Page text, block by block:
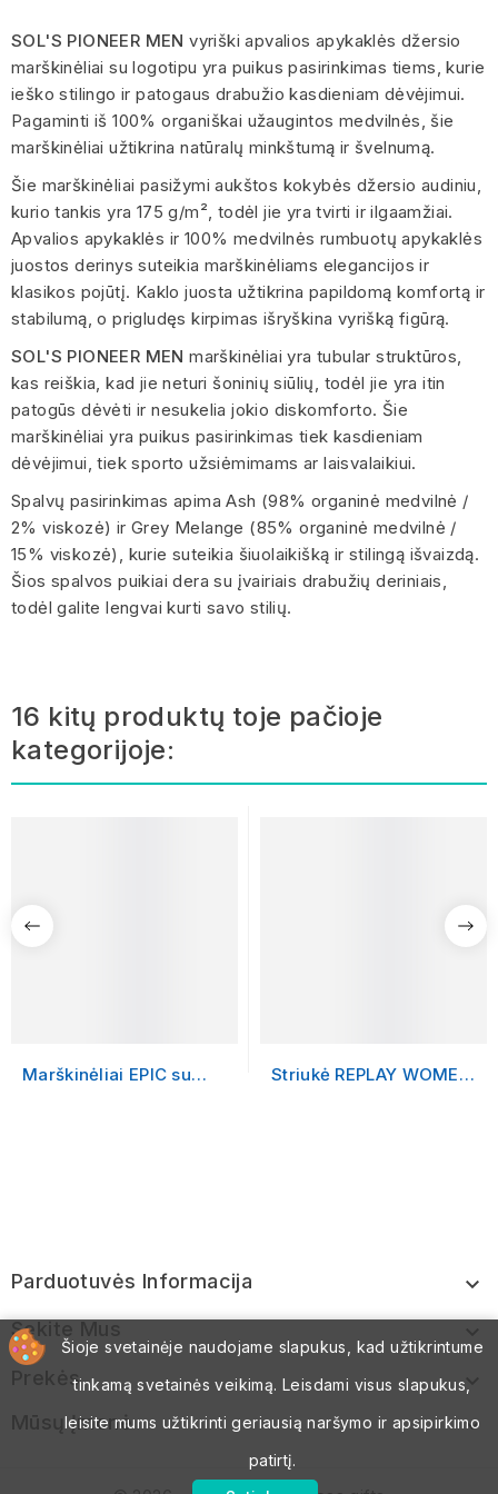
SOL'S PIONEER MEN vyriški apvalios apykaklės džersio
marškinėliai su logotipu yra puikus pasirinkimas tiems, kurie
ieško stilingo ir patogaus drabužio kasdieniam dėvėjimui.
Pagaminti iš 100% organiškai užaugintos medvilnės, šie
marškinėliai užtikrina natūralų minkštumą ir švelnumą.
Šie marškinėliai pasižymi aukštos kokybės džersio audiniu,
kurio tankis yra 175 g/m², todėl jie yra tvirti ir ilgaamžiai.
Apvalios apykaklės ir 100% medvilnės rumbuotų apykaklės
juostos derinys suteikia marškinėliams elegancijos ir
klasikos pojūtį. Kaklo juosta užtikrina papildomą komfortą ir
stabilumą, o prigludęs kirpimas išryškina vyrišką figūrą.
SOL'S PIONEER MEN marškinėliai yra tubular struktūros,
kas reiškia, kad jie neturi šoninių siūlių, todėl jie yra itin
patogūs dėvėti ir nesukelia jokio diskomforto. Šie
marškinėliai yra puikus pasirinkimas tiek kasdieniam
dėvėjimui, tiek sporto užsiėmimams ar laisvalaikiui.
Spalvų pasirinkimas apima Ash (98% organinė medvilnė /
2% viskozė) ir Grey Melange (85% organinė medvilnė /
15% viskozė), kurie suteikia šiuolaikišką ir stilingą išvaizdą.
Šios spalvos puikiai dera su įvairiais drabužių deriniais,
todėl galite lengvai kurti savo stilių.
16 kitų produktų toje pačioje
kategorijoje:
Marškinėliai EPIC su
Striukė REPLAY WOMEN
Parduotuvės Informacija 
Sekite Mus
Prekės 
Mūsų Įmonė 
Šioje svetainėje naudojame slapukus, kad užtikrintume
tinkamą svetainės veikimą. Leisdami visus slapukus,
leisite mums užtikrinti geriausią naršymo ir apsipirkimo
patirtį.